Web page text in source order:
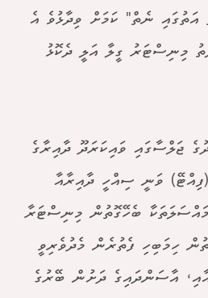
އަތުގައި ނެތް" ކަމަށް ވިދާޅުވެ އެ
މިނިސްޓަރު ގީލާ އަލީ ދެކޮޅު
ޖަލްސާގައި ވައިކަރަދޫ ދާއިރާގެ
ވަނީ ސިއްހީ ދާއިރާއާ
ބެހޭގޮތުން މިނިސްޓަރާ
ހިމަބިހި ފެތުރެން މެދުވެރިވީ
އާސަންދައިގެ ދަށުން ބޭރުގެ